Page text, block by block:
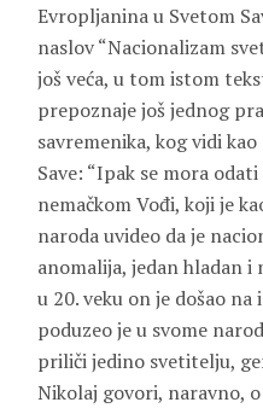
Evropljanina u Svetom
naslov “Nacionalizam
još veća, u tom istom
prepoznaje još jednog
savremenika, kog vidi
Save: “Ipak se mora
nemačkom Vođi, koji je
naroda uvideo da je
anomalija, jedan hladan i
u 20. veku on je došao na
poduzeo je u svome
priliči jedino svetitelju,
Nikolaj govori, naravno,